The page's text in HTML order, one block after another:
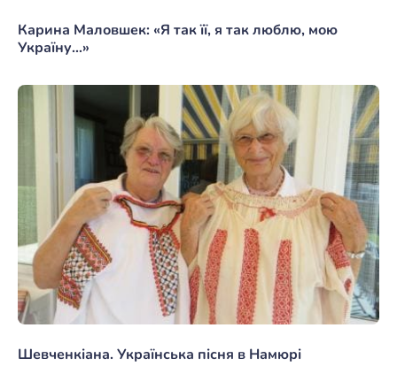
Карина Маловшек: «Я так її, я так люблю, мою
Україну…»
Шевченкіана. Українська пісня в Намюрі